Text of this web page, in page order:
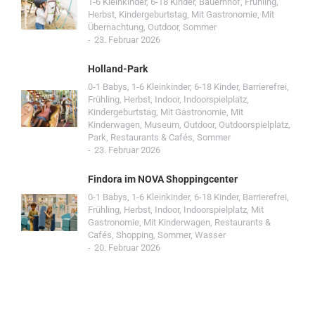
Herbst, Kindergeburtstag, Mit Gastronomie, Mit
Übernachtung, Outdoor, Sommer
23. Februar 2026
Holland-Park
0-1 Babys, 1-6 Kleinkinder, 6-18 Kinder, Barrierefrei,
Frühling, Herbst, Indoor, Indoorspielplatz,
Kindergeburtstag, Mit Gastronomie, Mit
Kinderwagen, Museum, Outdoor, Outdoorspielplatz,
Park, Restaurants & Cafés, Sommer
23. Februar 2026
Findora im NOVA Shoppingcenter
0-1 Babys, 1-6 Kleinkinder, 6-18 Kinder, Barrierefrei,
Frühling, Herbst, Indoor, Indoorspielplatz, Mit
Gastronomie, Mit Kinderwagen, Restaurants &
Cafés, Shopping, Sommer, Wasser
20. Februar 2026